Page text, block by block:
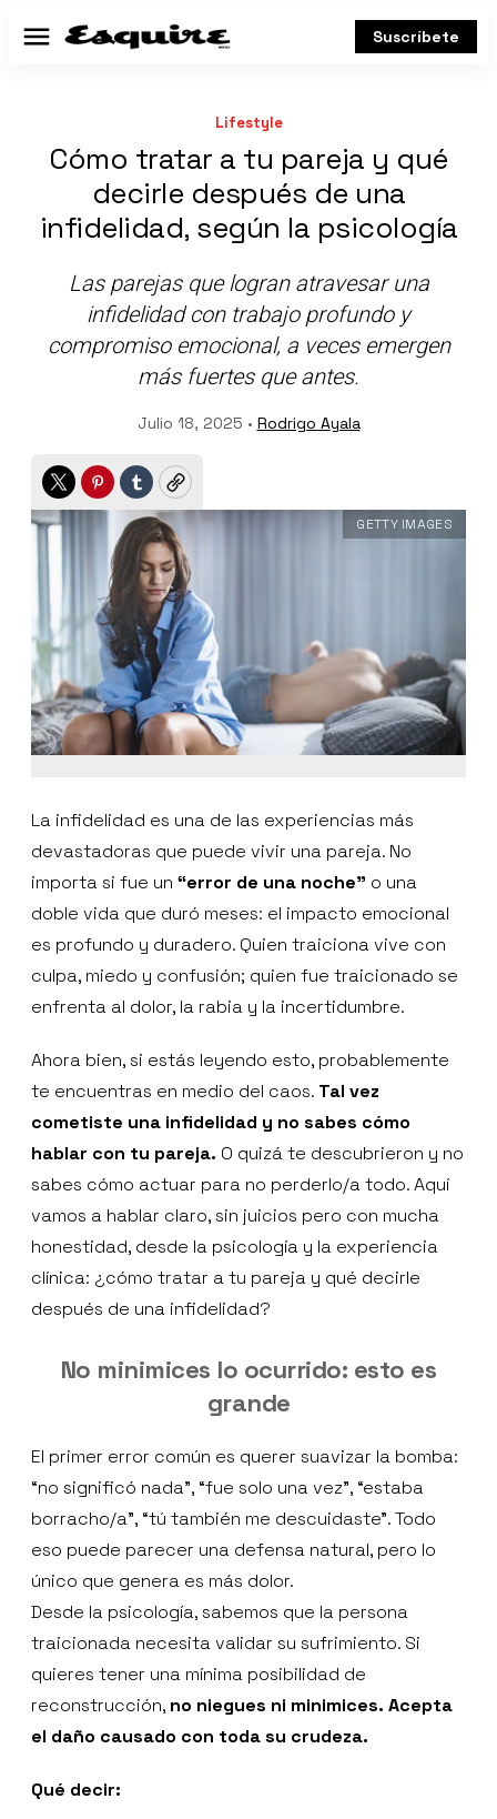
Menú Suscríbete
Lifestyle
Cómo tratar a tu pareja y qué
decirle después de una
infidelidad, según la psicología
Las parejas que logran atravesar una
infidelidad con trabajo profundo y
compromiso emocional, a veces emergen
más fuertes que antes.
Julio 18, 2025 • Rodrigo Ayala
TwitterPinterest
TumblrCopy
GETTY IMAGES
La infidelidad es una de las experiencias más
devastadoras que puede vivir una pareja. No
importa si fue un “error de una noche” o una
doble vida que duró meses: el impacto emocional
es profundo y duradero. Quien traiciona vive con
culpa, miedo y confusión; quien fue traicionado se
enfrenta al dolor, la rabia y la incertidumbre.
Ahora bien, si estás leyendo esto, probablemente
te encuentras en medio del caos. Tal vez
cometiste una infidelidad y no sabes cómo
hablar con tu pareja. O quizá te descubrieron y no
sabes cómo actuar para no perderlo/a todo. Aquí
vamos a hablar claro, sin juicios pero con mucha
honestidad, desde la psicología y la experiencia
clínica: ¿cómo tratar a tu pareja y qué decirle
después de una infidelidad?
No minimices lo ocurrido: esto es
grande
El primer error común es querer suavizar la bomba:
“no significó nada”, “fue solo una vez”, “estaba
borracho/a”, “tú también me descuidaste”. Todo
eso puede parecer una defensa natural, pero lo
único que genera es más dolor.
Desde la psicología, sabemos que la persona
traicionada necesita validar su sufrimiento. Si
quieres tener una mínima posibilidad de
reconstrucción, no niegues ni minimices. Acepta
el daño causado con toda su crudeza.
Qué decir: